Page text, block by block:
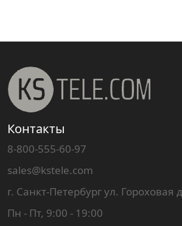
Контакты
8-800-555-60-97
sales@kstele.com
г. Санкт-Петербург ул. Гороховая
Пн - Пт, 9:00 - 19:00